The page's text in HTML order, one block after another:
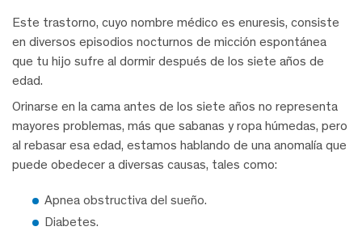
Este trastorno, cuyo nombre médico es enuresis, consiste
en diversos episodios nocturnos de micción espontánea
que tu hijo sufre al dormir después de los siete años de
edad.
Orinarse en la cama antes de los siete años no representa
mayores problemas, más que sabanas y ropa húmedas, pero
al rebasar esa edad, estamos hablando de una anomalía que
puede obedecer a diversas causas, tales como:
Apnea obstructiva del sueño.
Diabetes.